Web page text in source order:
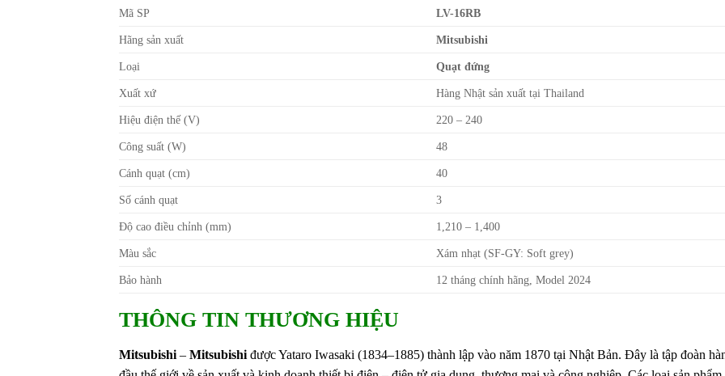
Mã SP LV-16RB
Hãng sản xuất Mitsubishi
Loại Quạt đứng
Xuất xứ Hàng Nhật sản xuất tại Thailand
Hiệu điện thế (V) 220 – 240
Công suất (W) 48
Cánh quạt (cm) 40
Số cánh quạt 3
Độ cao điều chỉnh (mm) 1,210 – 1,400
Màu sắc Xám nhạt (SF-GY: Soft grey)
Bảo hành 12 tháng chính hãng, Model 2024
THÔNG TIN THƯƠNG HIỆU
Mitsubishi – Mitsubishi được Yataro Iwasaki (1834–1885) thành lập vào năm 1870 tại Nhật Bản. Đây là tập đoàn